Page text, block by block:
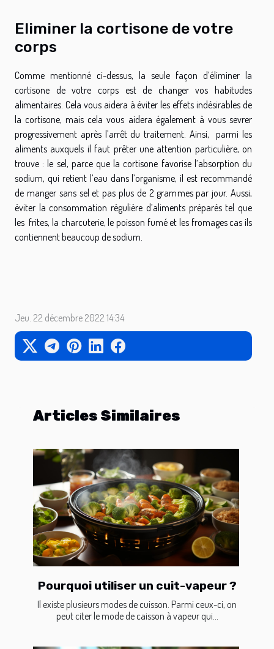
Eliminer la cortisone de votre
corps
Comme mentionné ci-dessus, la seule façon d’éliminer la
cortisone de votre corps est de changer vos habitudes
alimentaires. Cela vous aidera à éviter les effets indésirables de
la cortisone, mais cela vous aidera également à vous sevrer
progressivement après l’arrêt du traitement. Ainsi, parmi les
aliments auxquels il faut prêter une attention particulière, on
trouve : le sel, parce que la cortisone favorise l’absorption du
sodium, qui retient l’eau dans l’organisme, il est recommandé
de manger sans sel et pas plus de 2 grammes par jour. Aussi,
éviter la consommation régulière d’aliments préparés tel que
les frites, la charcuterie, le poisson fumé et les fromages cas ils
contiennent beaucoup de sodium.
Jeu. 22 décembre 2022 14:34
Articles Similaires
Pourquoi utiliser un cuit-vapeur ?
Il existe plusieurs modes de cuisson. Parmi ceux-ci, on
peut citer le mode de caisson à vapeur qui...